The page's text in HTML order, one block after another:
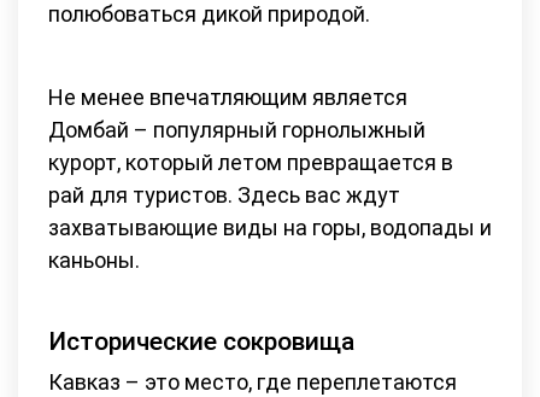
полюбоваться дикой природой.
Не менее впечатляющим является
Домбай – популярный горнолыжный
курорт, который летом превращается в
рай для туристов. Здесь вас ждут
захватывающие виды на горы, водопады и
каньоны.
Исторические сокровища
Кавказ – это место, где переплетаются